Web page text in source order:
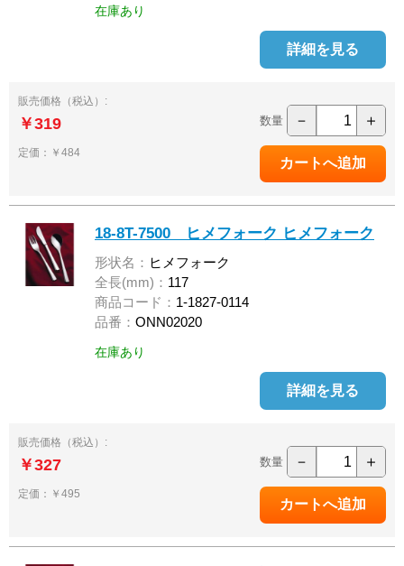
在庫あり
詳細を見る
販売価格（税込）:
￥319
定価：￥484
数量 － ＋
18-8T-7500 ヒメフォーク ヒメフォーク
形状名： ヒメフォーク
全長(mm)： 117
商品コード： 1-1827-0114
品番： ONN02020
在庫あり
詳細を見る
販売価格（税込）:
￥327
定価：￥495
数量 － ＋